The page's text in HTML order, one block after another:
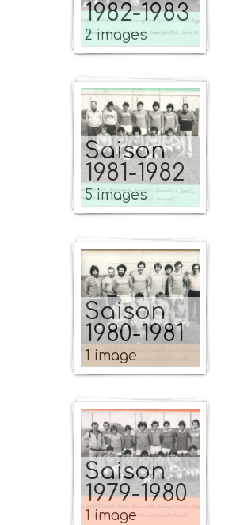
1982-1983
2 images
Saison
1981-1982
5 images
Saison
1980-1981
1 image
Saison
1979-1980
1 image